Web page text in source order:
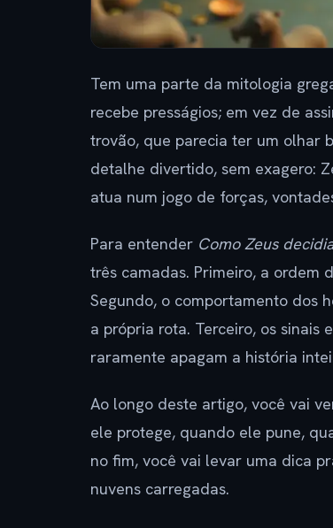
Tem uma parte da mitologia
recebe presságios; em vez de
trovão, que parecia ter um olhar
detalhe divertido, sem exagero:
atua num jogo de forças,
Para entender Como Zeus
três camadas. Primeiro, a ordem
Segundo, o comportamento dos
a própria rota. Terceiro, os sinais
raramente apagam a história
Ao longo deste artigo, você vai
ele protege, quando ele pune,
no fim, você vai levar uma dica
nuvens carregadas.